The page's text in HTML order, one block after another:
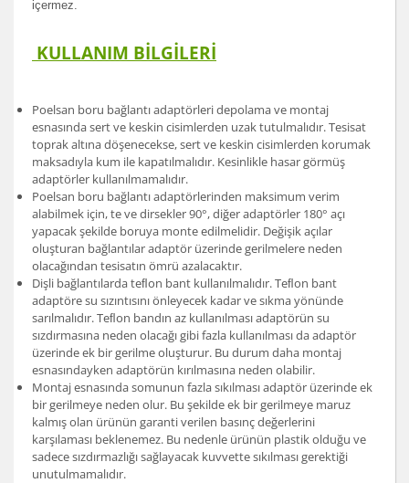
içermez.
KULLANIM BİLGİLERİ
Poelsan boru bağlantı adaptörleri depolama ve montaj
esnasında sert ve keskin cisimlerden uzak tutulmalıdır. Tesisat
toprak altına döşenecekse, sert ve keskin cisimlerden korumak
maksadıyla kum ile kapatılmalıdır. Kesinlikle hasar görmüş
adaptörler kullanılmamalıdır.
Poelsan boru bağlantı adaptörlerinden maksimum verim
alabilmek için, te ve dirsekler 90°, diğer adaptörler 180° açı
yapacak şekilde boruya monte edilmelidir. Değişik açılar
oluşturan bağlantılar adaptör üzerinde gerilmelere neden
olacağından tesisatın ömrü azalacaktır.
Dişli bağlantılarda teﬂon bant kullanılmalıdır. Teﬂon bant
adaptöre su sızıntısını önleyecek kadar ve sıkma yönünde
sarılmalıdır. Teﬂon bandın az kullanılması adaptörün su
sızdırmasına neden olacağı gibi fazla kullanılması da adaptör
üzerinde ek bir gerilme oluşturur. Bu durum daha montaj
esnasındayken adaptörün kırılmasına neden olabilir.
Montaj esnasında somunun fazla sıkılması adaptör üzerinde ek
bir gerilmeye neden olur. Bu şekilde ek bir gerilmeye maruz
kalmış olan ürünün garanti verilen basınç değerlerini
karşılaması beklenemez. Bu nedenle ürünün plastik olduğu ve
sadece sızdırmazlığı sağlayacak kuvvette sıkılması gerektiği
unutulmamalıdır.